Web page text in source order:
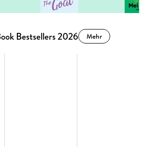
Bestsellers 2026 Mehr